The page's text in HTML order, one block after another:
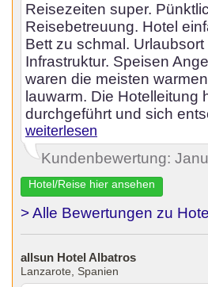
Reisezeiten super.
Reisebetreuung. Hotel
Bett zu schmal. Urlaubsort
Infrastruktur. Speisen
waren die meisten
lauwarm. Die Hotelleitung
durchgeführt und sich
weiterlesen
Kundenbewertung:
Hotel/Reise hier ansehen
> Alle Bewertungen zu
allsun Hotel Albatros
Lanzarote, Spanien